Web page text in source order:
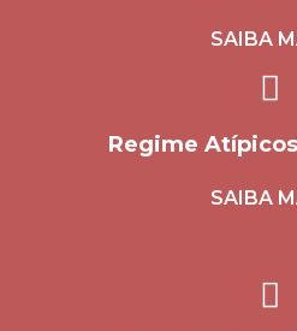
SAIBA
Regime
SAIBA